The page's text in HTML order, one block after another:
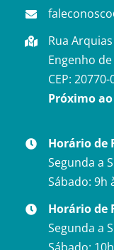
Rua
Engenho de
CEP: 20770-
Próximo
Horário de
Segunda a
Sábado: 9h
Horário de
Segunda a